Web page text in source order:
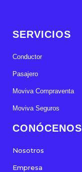
SERVICIOS
Conductor
Pasajero
Moviva Compraventa
Moviva Seguros
CONÓCENOS
Nosotros
Empresa